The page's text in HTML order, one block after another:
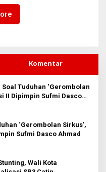
Komentar
Tuduhan ‘Gerombolan
II Dipimpin Sufmi Dasco
‘Gerombolan Sirkus’,
Sufmi Dasco Ahmad
Wali Kota